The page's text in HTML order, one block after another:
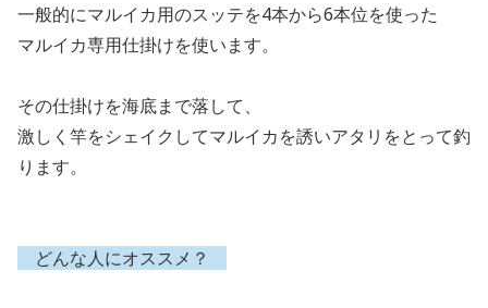
一般的にマルイカ用のスッテを4本から6本位を使った
マルイカ専用仕掛けを使います。
その仕掛けを海底まで落して、
激しく竿をシェイクしてマルイカを誘いアタリをとって釣
ります。
どんな人にオススメ？